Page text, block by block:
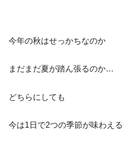
今年の秋はせっかちなのか
まだまだ夏が踏ん張るのか…
どちらにしても
今は1日で2つの季節が味わえる